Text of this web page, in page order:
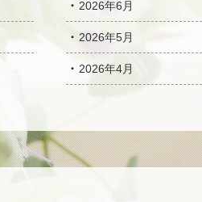
2026年6月
2026年5月
2026年4月